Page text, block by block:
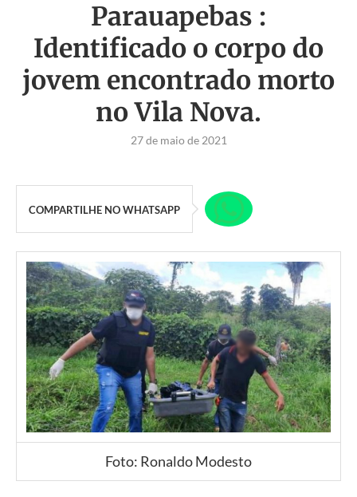
Parauapebas :
Identificado o corpo do
jovem encontrado morto
no Vila Nova.
27 de maio de 2021
COMPARTILHE NO WHATSAPP
Foto: Ronaldo Modesto